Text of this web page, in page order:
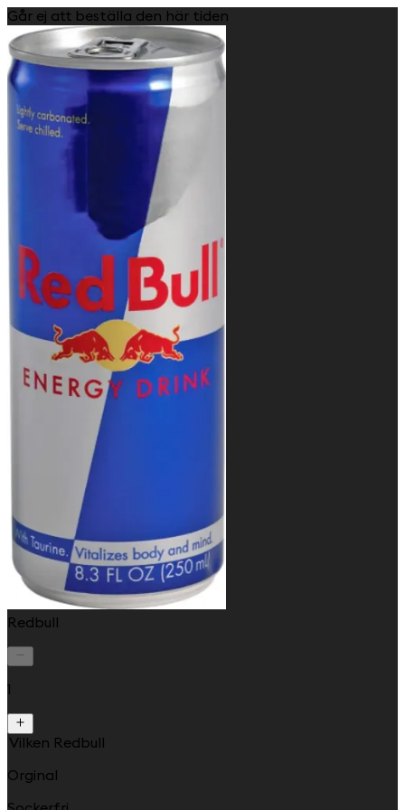
Går ej att beställa den här tiden
Redbull
1
Vilken Redbull
Orginal